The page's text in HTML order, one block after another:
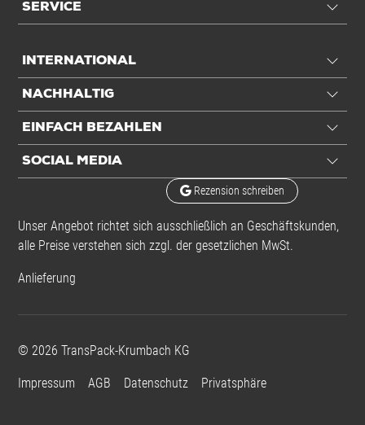
SERVICE
INTERNATIONAL
NACHHALTIG
EINFACH BEZAHLEN
SOCIAL MEDIA
Rezension schreiben
Unser Angebot richtet sich ausschließlich an Geschäftskunden,
alle Preise verstehen sich zzgl. der gesetzlichen MwSt.
Anlieferung
© 2026 TransPack-Krumbach KG
Impressum AGB Datenschutz Privatsphäre